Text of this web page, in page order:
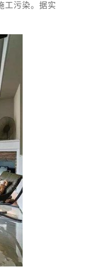
工污染。据实